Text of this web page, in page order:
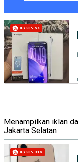
DISKON 5%
Menampilkan iklan
Jakarta Selatan
DISKON 31%